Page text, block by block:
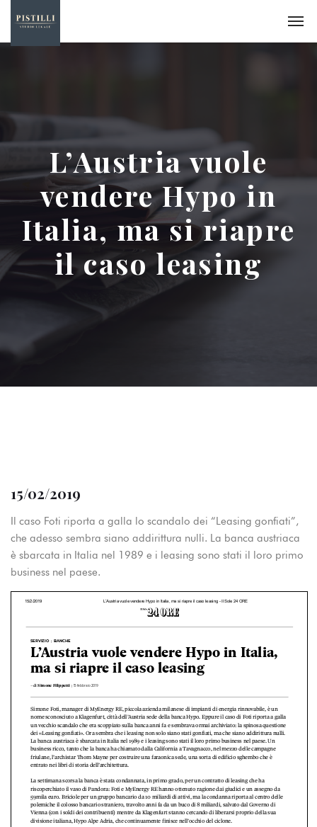
L’Austria vuole
vendere Hypo in
Italia, ma si riapre
il caso leasing
15/02/2019
Il caso Foti riporta a galla lo scandalo dei “Leasing gonfiati”,
che adesso sembra siano addirittura nulli. La banca austriaca
è sbarcata in Italia nel 1989 e i leasing sono stati il loro primo
business nel paese.